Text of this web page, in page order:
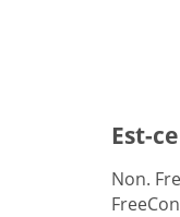
Est-
Non.